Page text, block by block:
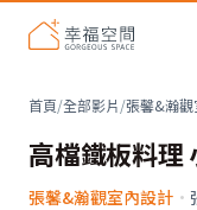
首頁/全部影片/張馨&瀚
高檔鐵板料理
張馨&瀚觀室內設計 ·